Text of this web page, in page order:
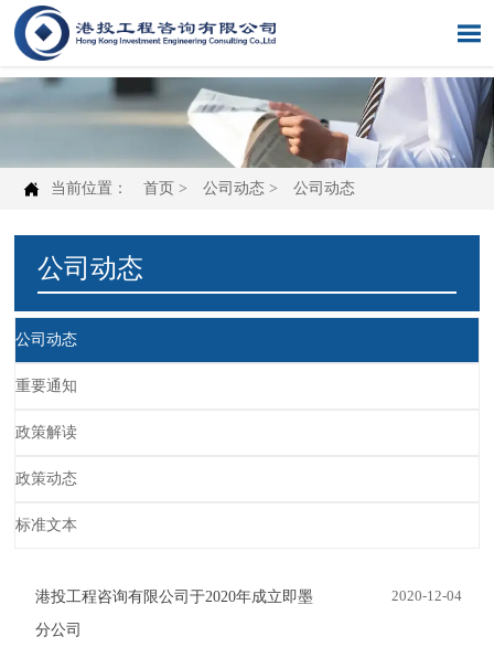

 当前位置： 首页 > 公司动态 > 公司动态
公司动态
公司动态
重要通知
政策解读
政策动态
标准文本
港投工程咨询有限公司于2020年成立即墨
分公司
2020-12-04